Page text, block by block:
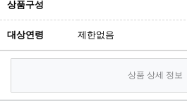
상품구성
대상연령 제한없음
상품 상세 정보